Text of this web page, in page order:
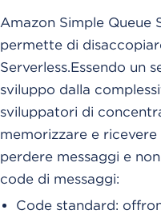
Amazon Simple Queue
permette di
Serverless.Essendo un
sviluppo dalla
sviluppatori di
memorizzare e
perdere messaggi e
code di messaggi:
Code standard: